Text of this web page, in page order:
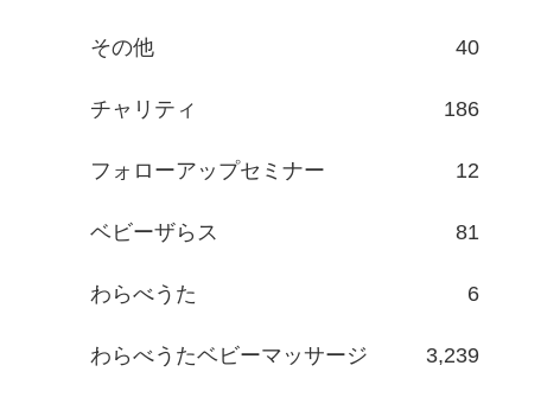
その他 40
チャリティ 186
フォローアップセミナー 12
ベビーザらス 81
わらべうた 6
わらべうたベビーマッサージ 3,239